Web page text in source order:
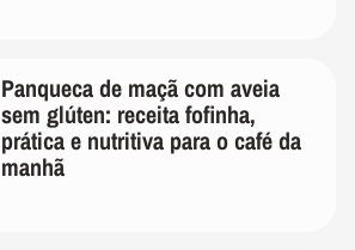
Panqueca de maçã com aveia
sem glúten: receita fofinha,
prática e nutritiva para o café da
manhã